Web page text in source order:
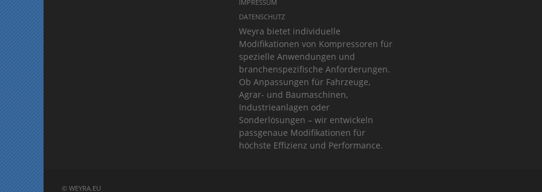
IMPRESSUM
DATENSCHUTZ
Weyra bietet individuelle
Modifikationen von Kompressoren für
spezielle Anwendungen und
branchenspezifische Anforderungen.
Ob Anpassungen für Fahrzeuge,
Agrar- und Baumaschinen,
Industrieanlagen oder
Sonderlösungen – wir entwickeln
passgenaue Modifikationen für
höchste Effizienz und Performance.
© WEYRA.EU